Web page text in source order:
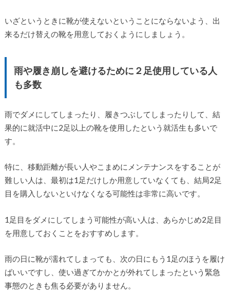
いざというときに靴が使えないということにならないよう、出
来るだけ替えの靴を用意しておくようにしましょう。
雨や履き崩しを避けるために２足使用している人
も多数
雨でダメにしてしまったり、履きつぶしてしまったりして、結
果的に就活中に2足以上の靴を使用したという就活生も多いで
す。
特に、移動距離が長い人やこまめにメンテナンスをすることが
難しい人は、最初は1足だけしか用意していなくても、結局2足
目を購入しないといけなくなる可能性は非常に高いです。
1足目をダメにしてしまう可能性が高い人は、あらかじめ2足目
を用意しておくことをおすすめします。
雨の日に靴が濡れてしまっても、次の日にもう1足のほうを履け
ばいいですし、使い過ぎてかかとが外れてしまったという緊急
事態のときも焦る必要がありません。